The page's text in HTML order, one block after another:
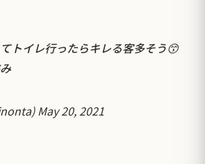
トイレ行ったらキレる客多そう😙
May 20, 2021